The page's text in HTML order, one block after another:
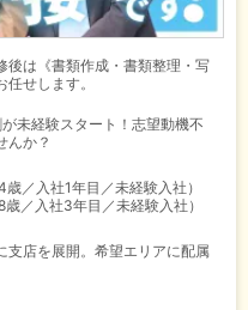
後は《書類作成・書類整理・写
せします。
未経験スタート！志望動機不
んか？
／入社1年目／未経験入社）
／入社3年目／未経験入社）
支店を展開。希望エリアに配属